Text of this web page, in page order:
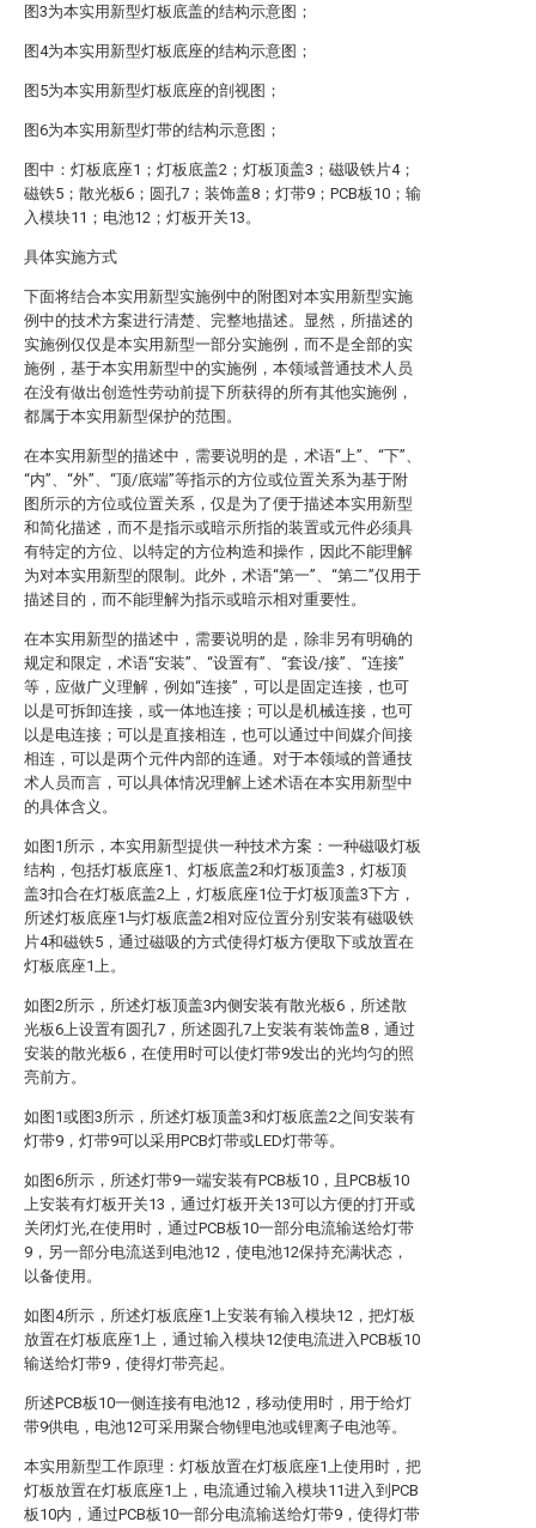
图3为本实用新型灯板底盖的结构示意图；
图4为本实用新型灯板底座的结构示意图；
图5为本实用新型灯板底座的剖视图；
图6为本实用新型灯带的结构示意图；
图中：灯板底座1；灯板底盖2；灯板顶盖3；磁吸铁片4；
磁铁5；散光板6；圆孔7；装饰盖8；灯带9；PCB板10；输
入模块11；电池12；灯板开关13。
具体实施方式
下面将结合本实用新型实施例中的附图对本实用新型实施
例中的技术方案进行清楚、完整地描述。显然，所描述的
实施例仅仅是本实用新型一部分实施例，而不是全部的实
施例，基于本实用新型中的实施例，本领域普通技术人员
在没有做出创造性劳动前提下所获得的所有其他实施例，
都属于本实用新型保护的范围。
在本实用新型的描述中，需要说明的是，术语“上”、“下”、
“内”、“外”、“顶/底端”等指示的方位或位置关系为基于附
图所示的方位或位置关系，仅是为了便于描述本实用新型
和简化描述，而不是指示或暗示所指的装置或元件必须具
有特定的方位、以特定的方位构造和操作，因此不能理解
为对本实用新型的限制。此外，术语“第一”、“第二”仅用于
描述目的，而不能理解为指示或暗示相对重要性。
在本实用新型的描述中，需要说明的是，除非另有明确的
规定和限定，术语“安装”、“设置有”、“套设/接”、“连接”
等，应做广义理解，例如“连接”，可以是固定连接，也可
以是可拆卸连接，或一体地连接；可以是机械连接，也可
以是电连接；可以是直接相连，也可以通过中间媒介间接
相连，可以是两个元件内部的连通。对于本领域的普通技
术人员而言，可以具体情况理解上述术语在本实用新型中
的具体含义。
如图1所示，本实用新型提供一种技术方案：一种磁吸灯板
结构，包括灯板底座1、灯板底盖2和灯板顶盖3，灯板顶
盖3扣合在灯板底盖2上，灯板底座1位于灯板顶盖3下方，
所述灯板底座1与灯板底盖2相对应位置分别安装有磁吸铁
片4和磁铁5，通过磁吸的方式使得灯板方便取下或放置在
灯板底座1上。
如图2所示，所述灯板顶盖3内侧安装有散光板6，所述散
光板6上设置有圆孔7，所述圆孔7上安装有装饰盖8，通过
安装的散光板6，在使用时可以使灯带9发出的光均匀的照
亮前方。
如图1或图3所示，所述灯板顶盖3和灯板底盖2之间安装有
灯带9，灯带9可以采用PCB灯带或LED灯带等。
如图6所示，所述灯带9一端安装有PCB板10，且PCB板10
上安装有灯板开关13，通过灯板开关13可以方便的打开或
关闭灯光,在使用时，通过PCB板10一部分电流输送给灯带
9，另一部分电流送到电池12，使电池12保持充满状态，
以备使用。
如图4所示，所述灯板底座1上安装有输入模块12，把灯板
放置在灯板底座1上，通过输入模块12使电流进入PCB板10
输送给灯带9，使得灯带亮起。
所述PCB板10一侧连接有电池12，移动使用时，用于给灯
带9供电，电池12可采用聚合物锂电池或锂离子电池等。
本实用新型工作原理：灯板放置在灯板底座1上使用时，把
灯板放置在灯板底座1上，电流通过输入模块11进入到PCB
板10内，通过PCB板10一部分电流输送给灯带9，使得灯带